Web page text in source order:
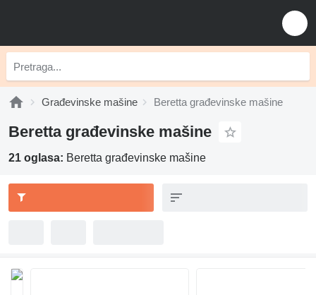
Građevinske mašine Beretta građevinske mašine
Beretta građevinske mašine
21 oglasa: Beretta građevinske mašine